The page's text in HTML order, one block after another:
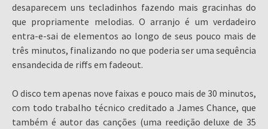
desaparecem uns tecladinhos fazendo mais gracinhas do
que propriamente melodias. O arranjo é um verdadeiro
entra-e-sai de elementos ao longo de seus pouco mais de
três minutos, finalizando no que poderia ser uma sequência
ensandecida de riffs em fadeout.
O disco tem apenas nove faixas e pouco mais de 30 minutos,
com todo trabalho técnico creditado a James Chance, que
também é autor das canções (uma reedição deluxe de 35